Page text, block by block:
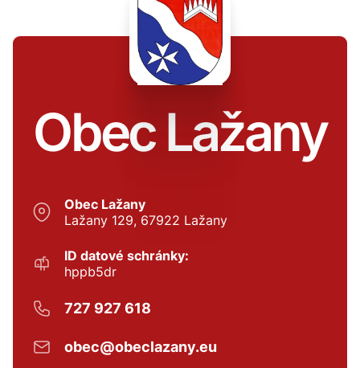
Obec Lažany
Obec Lažany
Lažany 129, 67922 Lažany
ID datové schránky:
hppb5dr
727 927 618
obec@obeclazany.eu